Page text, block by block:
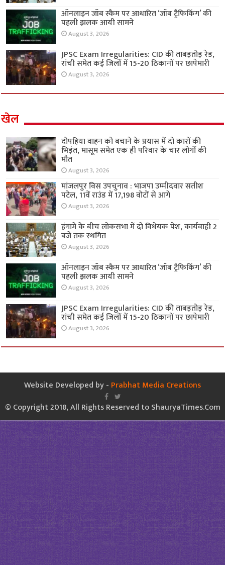
ऑनलाइन जॉब स्कैम पर आधारित ‘जॉब ट्रैफिकिंग’ की
पहली झलक आयी सामने
August 3, 2026
JPSC Exam Irregularities: CID की ताबड़तोड़ रेड,
रांची समेत कई जिलों में 15-20 ठिकानों पर छापेमारी
August 3, 2026
खेल
दोपहिया वाहन को बचाने के प्रयास में दो कारों की
भिड़ंत, मासूम समेत एक ही परिवार के चार लोगों की
मौत
August 3, 2026
मांजलपुर विस उपचुनाव : भाजपा उम्मीदवार सतीश
पटेल, 11वें राउंड में 17,198 वोटों से आगे
August 3, 2026
हंगामे के बीच लोकसभा में दो विधेयक पेश, कार्यवाही 2
बजे तक स्थगित
August 3, 2026
ऑनलाइन जॉब स्कैम पर आधारित ‘जॉब ट्रैफिकिंग’ की
पहली झलक आयी सामने
August 3, 2026
JPSC Exam Irregularities: CID की ताबड़तोड़ रेड,
रांची समेत कई जिलों में 15-20 ठिकानों पर छापेमारी
August 3, 2026
Website Developed by - Prabhat Media Creations
© Copyright 2018, All Rights Reserved to ShauryaTimes.Com